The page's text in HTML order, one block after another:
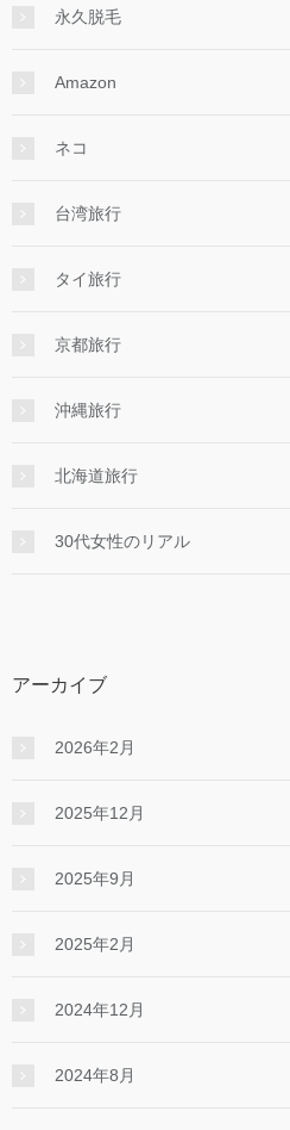
永久脱毛
Amazon
ネコ
台湾旅行
タイ旅行
京都旅行
沖縄旅行
北海道旅行
30代女性のリアル
アーカイブ
2026年2月
2025年12月
2025年9月
2025年2月
2024年12月
2024年8月